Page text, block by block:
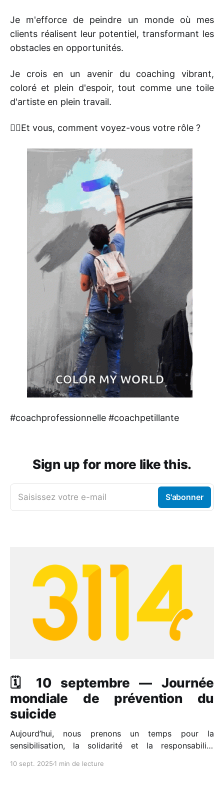
Je m'efforce de peindre un monde où mes
clients réalisent leur potentiel, transformant les
obstacles en opportunités.
Je crois en un avenir du coaching vibrant,
coloré et plein d'espoir, tout comme une toile
d'artiste en plein travail.
👉🏼Et vous, comment voyez-vous votre rôle ?
#coachprofessionnelle #coachpetillante
Sign up for more like this.
Saisissez votre e-mail S'abonner
🗓️ 10 septembre — Journée
mondiale de prévention du
suicide
Aujourd’hui, nous prenons un temps pour la
sensibilisation, la solidarité et la responsabilité
nous concerne tous. 📊 En France : * Près de 9 000
10 sept. 2025 1 min de lecture